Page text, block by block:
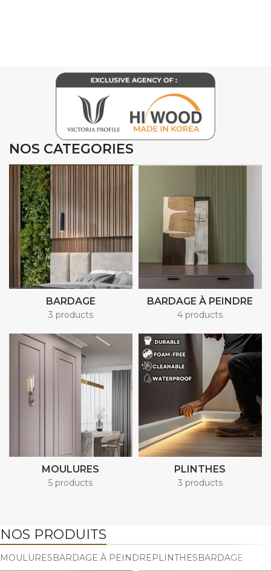
NOS CATEGORIES
BARDAGE
3 products
BARDAGE À PEINDRE
4 products
MOULURES
5 products
PLINTHES
3 products
NOS PRODUITS
MOULURESBARDAGE À PEINDREPLINTHESBARDAGE